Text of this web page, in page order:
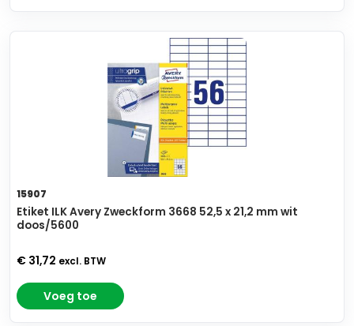
15907
Etiket ILK Avery Zweckform 3668 52,5 x 21,2 mm wit
doos/5600
€ 31,72 excl. BTW
Voeg toe